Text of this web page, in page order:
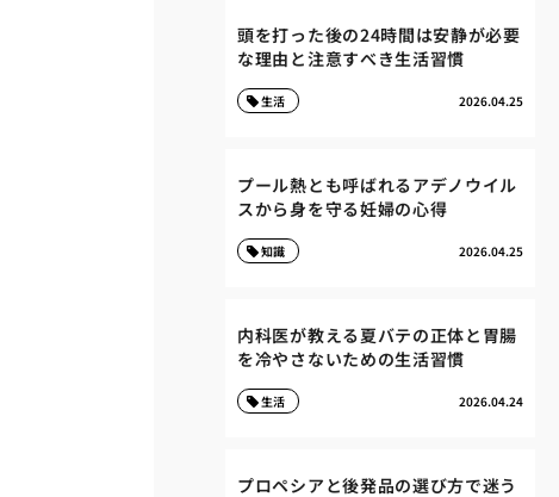
頭を打った後の24時間は安静が必要
な理由と注意すべき生活習慣
2026.04.25
生活
プール熱とも呼ばれるアデノウイル
スから身を守る妊婦の心得
2026.04.25
知識
内科医が教える夏バテの正体と胃腸
を冷やさないための生活習慣
2026.04.24
生活
プロペシアと後発品の選び方で迷う